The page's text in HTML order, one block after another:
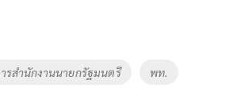
รสำนักงานนายกรัฐมนตรี พท.